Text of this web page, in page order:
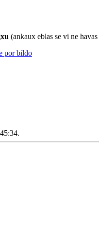
(ankaux eblas se vi ne
por bildo